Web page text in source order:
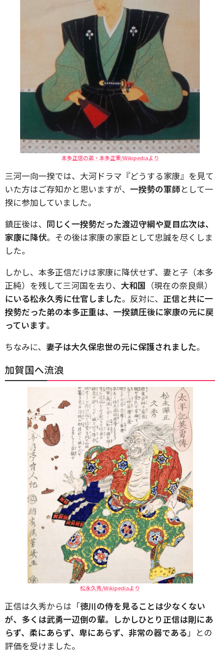
本多正信の弟・本多正重/Wikipediaより
三河一向一揆では、大河ドラマ『どうする家康』を見て
いた方はご存知かと思いますが、 一揆勢の軍師として一
揆に参加していました。
鎮圧後は、 同じく一揆勢だった渡辺守綱や夏目広次は、
家康に降伏。その後は家康の家臣として忠誠を尽くしま
した。
しかし、本多正信だけは家康に降伏せず、妻と子（本多
正純）を残して三河国を去り、 大和国 （現在の奈良県）
にいる松永久秀に仕官しました。反対に、 正信と共に一
揆勢だった弟の本多正重は、一揆鎮圧後に家康の元に戻
っています。
ちなみに、 妻子は大久保忠世の元に保護されました。
加賀国へ流浪
松永久秀/Wikipediaより
正信は久秀からは「徳川の侍を見ることは少なくない
が、多くは武勇一辺倒の輩。しかしひとり正信は剛にあ
らず、柔にあらず、卑にあらず、非常の器である」との
評価を受けました。